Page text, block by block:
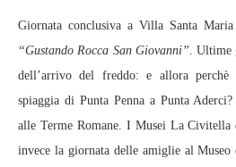
Giornata conclusiva a Villa Santa
“Gustando Rocca San Giovanni” .
dell’arrivo del freddo: e allora perchè
spiaggia di Punta Penna a Punta
alle Terme Romane. I Musei La
invece la giornata delle amiglie al